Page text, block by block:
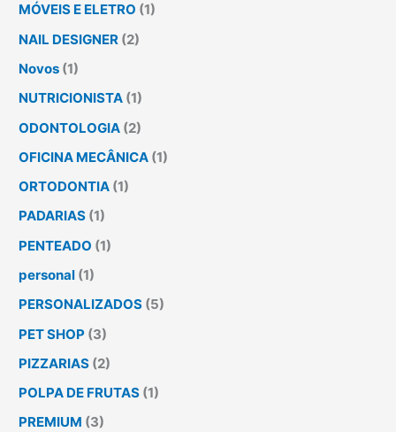
MÓVEIS E ELETRO (1)
NAIL DESIGNER (2)
Novos (1)
NUTRICIONISTA (1)
ODONTOLOGIA (2)
OFICINA MECÂNICA (1)
ORTODONTIA (1)
PADARIAS (1)
PENTEADO (1)
personal (1)
PERSONALIZADOS (5)
PET SHOP (3)
PIZZARIAS (2)
POLPA DE FRUTAS (1)
PREMIUM (3)